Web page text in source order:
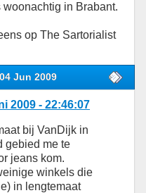
in Brabant.
op The Sartorialist
Jun 2009
2009 - 22:46:07
bij VanDijk in
gebied me te
jeans kom.
winkels die
in lengtemaat